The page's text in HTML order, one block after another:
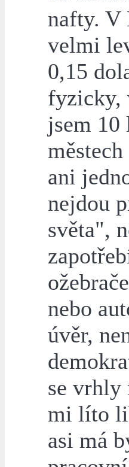
nafty. V
velmi
0,15
fyzicky,
jsem
ani
nejdou
světa",
nebo
úvěr,
se vrhly
mi líto
asi má